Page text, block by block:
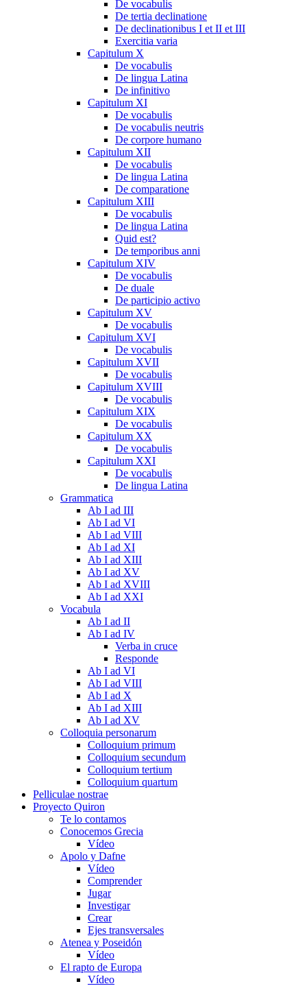
De vocabulis
De tertia declinatione
De declinationibus I et II et III
Exercitia varia
Capitulum X
De vocabulis
De lingua Latina
De infinitivo
Capitulum XI
De vocabulis
De vocabulis neutris
De corpore humano
Capitulum XII
De vocabulis
De lingua Latina
De comparatione
Capitulum XIII
De vocabulis
De lingua Latina
Quid est?
De temporibus anni
Capitulum XIV
De vocabulis
De duale
De participio activo
Capitulum XV
De vocabulis
Capitulum XVI
De vocabulis
Capitulum XVII
De vocabulis
Capitulum XVIII
De vocabulis
Capitulum XIX
De vocabulis
Capitulum XX
De vocabulis
Capitulum XXI
De vocabulis
De lingua Latina
Grammatica
Ab I ad III
Ab I ad VI
Ab I ad VIII
Ab I ad XI
Ab I ad XIII
Ab I ad XV
Ab I ad XVIII
Ab I ad XXI
Vocabula
Ab I ad II
Ab I ad IV
Verba in cruce
Responde
Ab I ad VI
Ab I ad VIII
Ab I ad X
Ab I ad XIII
Ab I ad XV
Colloquia personarum
Colloquium primum
Colloquium secundum
Colloquium tertium
Colloquium quartum
Pelliculae nostrae
Proyecto Quiron
Te lo contamos
Conocemos Grecia
Vídeo
Apolo y Dafne
Vídeo
Comprender
Jugar
Investigar
Crear
Ejes transversales
Atenea y Poseidón
Vídeo
El rapto de Europa
Vídeo